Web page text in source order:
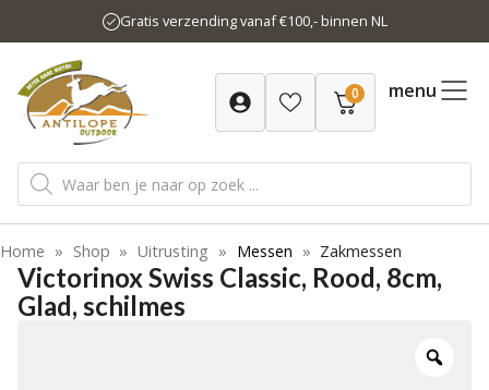
naar
inhoud
Gratis verzending vanaf €100,- binnen NL
0 menu
Producten
zoeken
Home » Shop » Uitrusting » Messen » Zakmessen
Victorinox Swiss Classic, Rood, 8cm,
Glad, schilmes